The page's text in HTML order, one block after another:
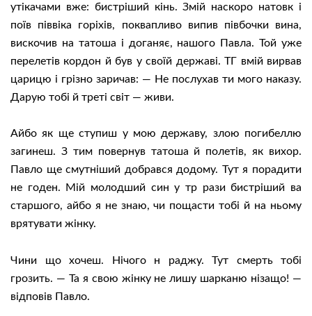
утікачами вже: бистріший кінь. Змій наскоро натовк і
поїв піввіка горіхів, поквапливо випив півбочки вина,
вискочив на татоша і доганяє, нашого Павла. Той уже
перелетів кордон й був у своїй державі. ТГ вмій вирвав
царицю і грізно заричав: — Не послухав ти мого наказу.
Дарую тобі й треті світ — живи.
Айбо як ще ступиш у мою державу, злою погибеллю
загинеш. З тим повернув татоша й полетів, як вихор.
Павло ще смутніший добрався додому. Тут я порадити
не годен. Мій молодший син у тр рази бистріший ва
старшого, айбо я не знаю, чи пощасти тобі й на ньому
врятувати жінку.
Чини що хочеш. Нічого н раджу. Тут смерть тобі
грозить. — Та я свою жінку не лишу шарканю нізащо! —
відповів Павло.